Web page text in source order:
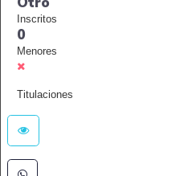
Inscritos
0
Menores
Titulaciones